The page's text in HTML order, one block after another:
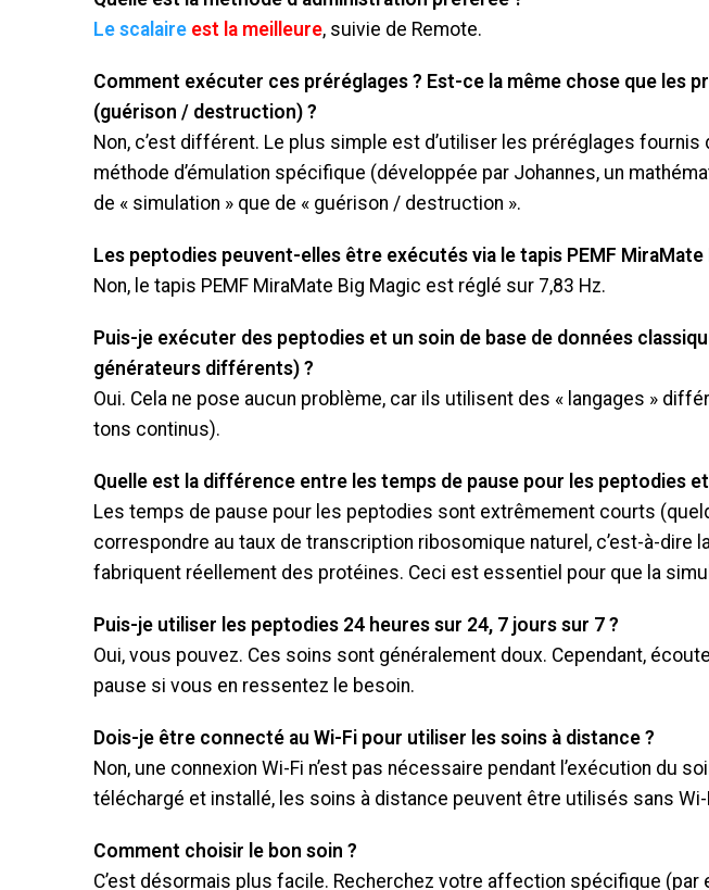
Le scalaire est la meilleure, suivie de Remote.
Comment exécuter ces préréglages ? Est-ce la même chose que les
(guérison / destruction) ?
Non, c’est différent. Le plus simple est d’utiliser les préréglages fournis
méthode d’émulation spécifique (développée par Johannes, un
de « simulation » que de « guérison / destruction ».
Les peptodies peuvent-elles être exécutés via le tapis PEMF MiraMate
Non, le tapis PEMF MiraMate Big Magic est réglé sur 7,83 Hz.
Puis-je exécuter des peptodies et un soin de base de données
générateurs différents) ?
Oui. Cela ne pose aucun problème, car ils utilisent des « langages »
tons continus).
Quelle est la différence entre les temps de pause pour les peptodies
Les temps de pause pour les peptodies sont extrêmement courts
correspondre au taux de transcription ribosomique naturel, c’est-à-dire
fabriquent réellement des protéines. Ceci est essentiel pour que la
Puis-je utiliser les peptodies 24 heures sur 24, 7 jours sur 7 ?
Oui, vous pouvez. Ces soins sont généralement doux. Cependant,
pause si vous en ressentez le besoin.
Dois-je être connecté au Wi-Fi pour utiliser les soins à distance ?
Non, une connexion Wi-Fi n’est pas nécessaire pendant l’exécution du
téléchargé et installé, les soins à distance peuvent être utilisés sans Wi-
Comment choisir le bon soin ?
C’est désormais plus facile. Recherchez votre affection spécifique (par